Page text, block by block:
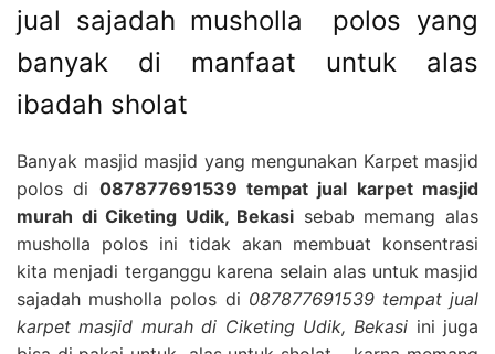
jual sajadah musholla polos yang
banyak di manfaat untuk alas
ibadah sholat
Banyak masjid masjid yang mengunakan Karpet masjid
polos di 087877691539 tempat jual karpet masjid
murah di Ciketing Udik, Bekasi sebab memang alas
musholla polos ini tidak akan membuat konsentrasi
kita menjadi terganggu karena selain alas untuk masjid
sajadah musholla polos di 087877691539 tempat jual
karpet masjid murah di Ciketing Udik, Bekasi ini juga